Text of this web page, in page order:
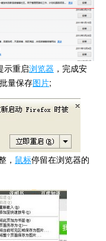
示重启浏览器 ，完成安
量保存图片;
， 鼠标停留在浏览器的